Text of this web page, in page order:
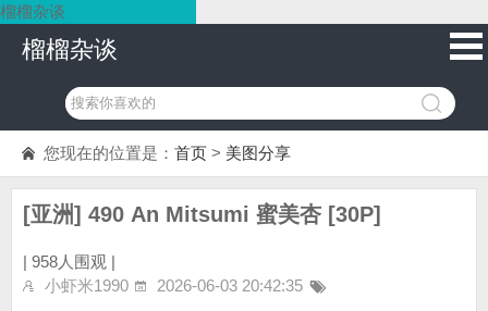
榴榴杂谈
榴榴杂谈
您现在的位置是： 首页 > 美图分享
[亚洲] 490 An Mitsumi 蜜美杏 [30P]
| 958人围观 |
小虾米1990
2026-06-03 20:42:35